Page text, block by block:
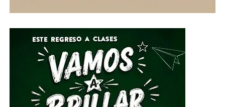
Por su parte, el Director General del Sistema DIF Estatal
Guanajuato, José Alfonso Borja Pimentel, explicó que se
estarán recibiendo alimentos no perecederos, artículos
de higiene personal, insumos de limpieza y
herramientas, mismos que serán clasificados y
embalados para su posterior entrega al Sistema